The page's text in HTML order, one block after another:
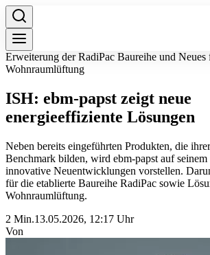
Erweiterung der RadiPac Baureihe und Neues
Wohnraumlüftung
ISH: ebm-papst zeigt neue
energieeffiziente Lösungen
Neben bereits eingeführten Produkten, die
Benchmark bilden, wird ebm-papst auf seinem
innovative Neuentwicklungen vorstellen.
für die etablierte Baureihe RadiPac sowie
Wohnraumlüftung.
2 Min.13.05.2026, 12:17 Uhr
Von